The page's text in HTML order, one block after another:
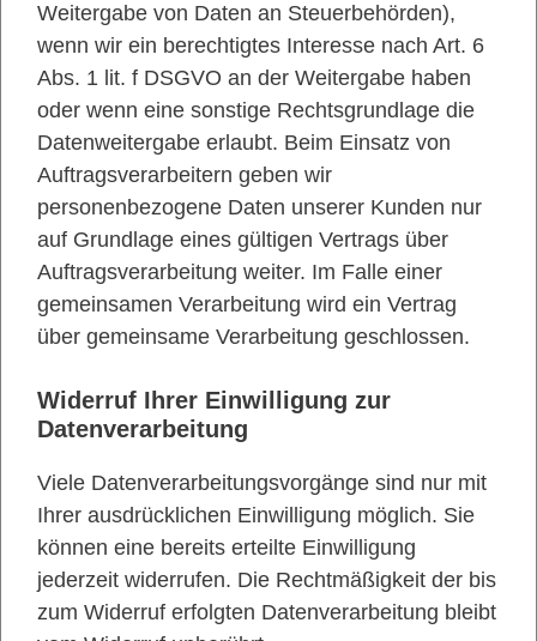
Weitergabe von Daten an Steuerbehörden),
wenn wir ein berechtigtes Interesse nach Art. 6
Abs. 1 lit. f DSGVO an der Weitergabe haben
oder wenn eine sonstige Rechtsgrundlage die
Datenweitergabe erlaubt. Beim Einsatz von
Auftragsverarbeitern geben wir
personenbezogene Daten unserer Kunden nur
auf Grundlage eines gültigen Vertrags über
Auftragsverarbeitung weiter. Im Falle einer
gemeinsamen Verarbeitung wird ein Vertrag
über gemeinsame Verarbeitung geschlossen.
Widerruf Ihrer Einwilligung zur
Datenverarbeitung
Viele Datenverarbeitungsvorgänge sind nur mit
Ihrer ausdrücklichen Einwilligung möglich. Sie
können eine bereits erteilte Einwilligung
jederzeit widerrufen. Die Rechtmäßigkeit der bis
zum Widerruf erfolgten Datenverarbeitung bleibt